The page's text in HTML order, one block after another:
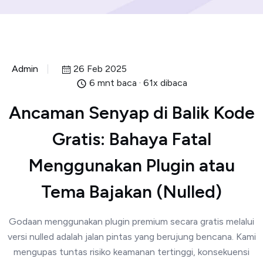
Admin
26 Feb 2025
6 mnt baca · 61x dibaca
Ancaman Senyap di Balik Kode
Gratis: Bahaya Fatal
Menggunakan Plugin atau
Tema Bajakan (Nulled)
Godaan menggunakan plugin premium secara gratis melalui
versi nulled adalah jalan pintas yang berujung bencana. Kami
mengupas tuntas risiko keamanan tertinggi, konsekuensi